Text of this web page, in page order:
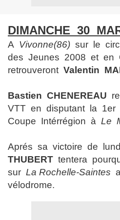
DIMANCHE 30
A Vivonne(86) sur le
des Jeunes 2008 et en
retrouveront Valentin
Bastien CHENEREAU
VTT en disputant la 1er
Coupe Intérrégion à Le
Aprés sa victoire de
THUBERT tentera
sur La Rochelle-Saintes
vélodrome.